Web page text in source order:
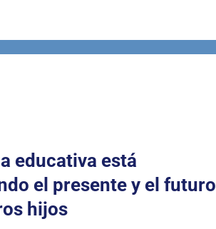
educativa está
el presente y el futuro
hijos